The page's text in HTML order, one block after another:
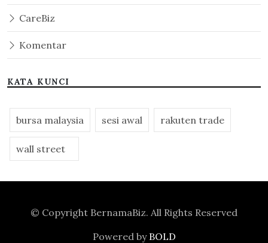
CareBiz
Komentar
KATA KUNCI
bursa malaysia sesi awal rakuten trade
wall street
© Copyright BernamaBiz. All Rights Reserved
Powered by BOLD